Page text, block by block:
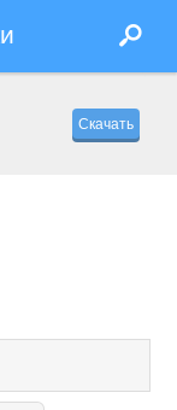
Скачать